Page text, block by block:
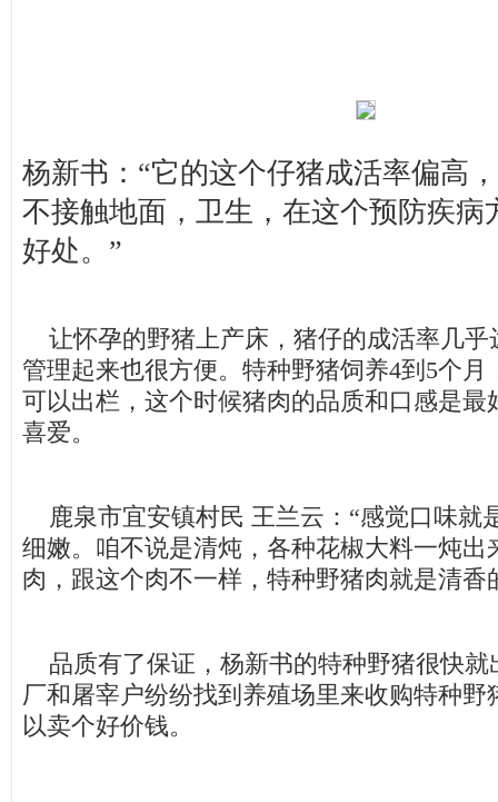
杨新书：“它的这个仔猪成活率偏高
不接触地面，卫生，在这个预防疾病
好处。”
让怀孕的野猪上产床，猪仔的成活率几乎
管理起来也很方便。特种野猪饲养4到5个月
可以出栏，这个时候猪肉的品质和口感是最
喜爱。
鹿泉市宜安镇村民 王兰云：“感觉口味就
细嫩。咱不说是清炖，各种花椒大料一炖出
肉，跟这个肉不一样，特种野猪肉就是清香
品质有了保证，杨新书的特种野猪很快就
厂和屠宰户纷纷找到养殖场里来收购特种野
以卖个好价钱。